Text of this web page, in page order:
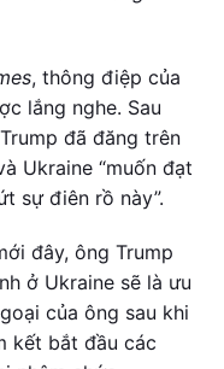
, thông điệp của
lắng nghe. Sau
đã đăng trên
Ukraine “muốn đạt
sự điên rồ này”.
đây, ông Trump
ở Ukraine sẽ là ưu
của ông sau khi
kết bắt đầu các